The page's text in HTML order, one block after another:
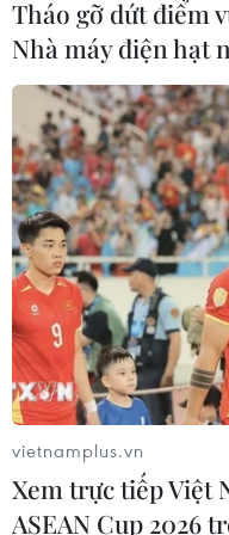
Báo động cận thị
nhiều trẻ giảm thị
Thành phố Hồ Chí
hệ thống y tế đa
nhất
01/08/2026 09:14
Gia Lai xác thực
hiểm
01/08/2026 07:05
Bộ Y tế : Trên 22%
Tháo gỡ dứt điểm
Nhà máy điện hạt
vietnamplus.vn
Xem trực tiếp Việt
ASEAN Cup 2026